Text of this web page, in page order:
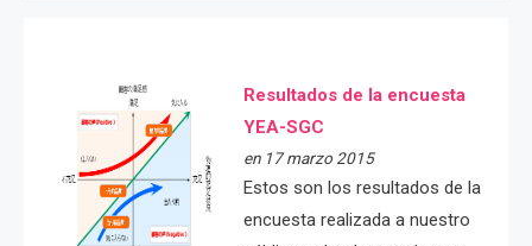
Resultados de la encuesta
YEA-SGC
en 17 marzo 2015
Estos son los resultados de la
encuesta realizada a nuestro